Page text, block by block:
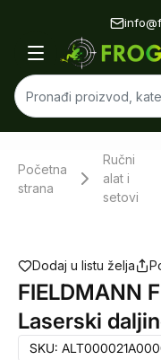
Početna
strana
Ručni
alat i
setovi
Dodaj u listu želja
FIELDMANN
Laserski
SKU: